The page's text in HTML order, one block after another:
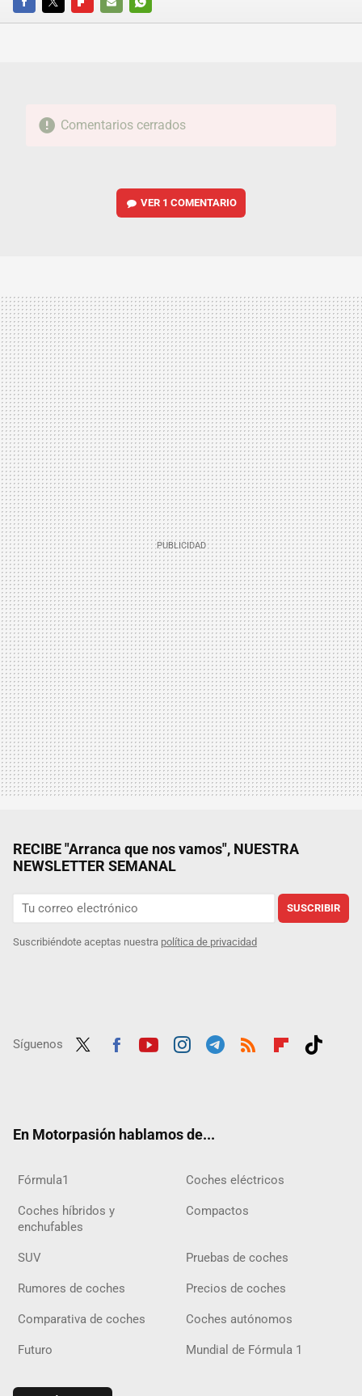
FACEBOOKTWITTERFLIPBOARD
E-
WHATSAPP
Comentarios cerrados
VER 1 COMENTARIO
RECIBE "Arranca que nos vamos", NUESTRA
NEWSLETTER SEMANAL
SUSCRIBIR
Suscribiéndote aceptas nuestra política de privacidad
Síguenos
En Motorpasión hablamos de...
Fórmula1 Coches eléctricos
Coches híbridos y
enchufables
Compactos
SUV Pruebas de coches
Rumores de coches Precios de coches
Comparativa de coches Coches autónomos
Futuro Mundial de Fórmula 1